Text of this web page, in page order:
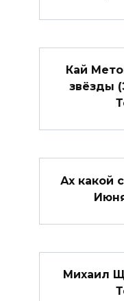
Кай
звёзды
Ах какой
Михаил